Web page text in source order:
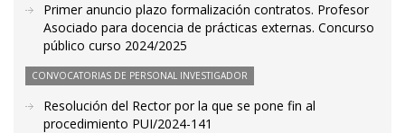
Primer anuncio plazo formalización contratos. Profesor
Asociado para docencia de prácticas externas. Concurso
público curso 2024/2025
CONVOCATORIAS DE PERSONAL INVESTIGADOR
Resolución del Rector por la que se pone fin al
procedimiento PUI/2024-141